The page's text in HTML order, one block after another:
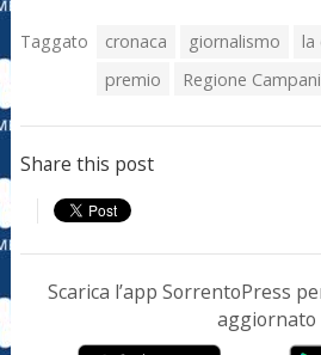
Taggato cronaca giornalismo
la
premio
Regione
Share this post
Scarica l’app SorrentoPress
aggiornato